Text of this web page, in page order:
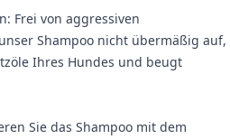
Frei von aggressiven
Shampoo nicht übermäßig auf,
Ihres Hundes und beugt
Sie das Shampoo mit dem